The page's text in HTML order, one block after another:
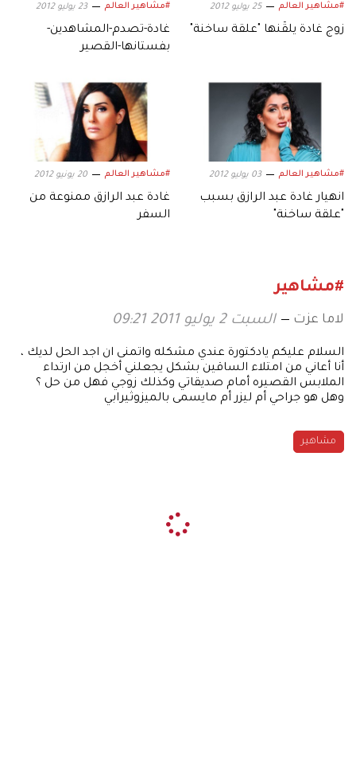
#مشاهير العالم 25 يوليو 2012
زوج غادة يلقّنها "علقة ساخنة"
#مشاهير العالم 23 يوليو 2012
غادة-تصدم-المشاهدين-
بفستانها-القصير
#مشاهير العالم 03 يوليو 2012
انهيار غادة عبد الرازق بسبب
"علقة ساخنة"
#مشاهير العالم 20 يونيو 2012
غادة عبد الرازق ممنوعة من
السفر
#مشاهير
لاما عزت السبت 2 يوليو 2011 09:21
السلام عليكم يادكتورة عندي مشكله واتمنى ان اجد الحل لديك ،
أنا أعاني من امتلاء الساقين بشكل يجعلني أخجل من ارتداء
الملابس القصيره أمام صديقاتي وكذلك زوجي فهل من حل ؟
وهل هو جراحي أم ليزر أم مايسمى بالميزوثيرابي
مشاهير